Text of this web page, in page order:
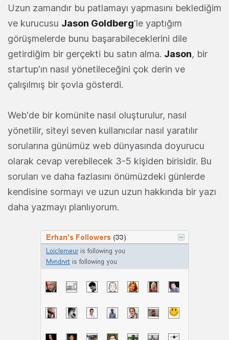
Uzun zamandır bu patlamayı yapmasını beklediğim
ve kurucusu Jason Goldberg'le yaptığım
görüşmelerde bunu başarabileceklerini dile
getirdiğim bir gerçekti bu satın alma. Jason, bir
startup'ın nasıl yönetileceğini çok derin ve
çalışılmış bir şovla gösterdi.
Web'de bir komünite nasıl oluşturulur, nasıl
yönetilir, siteyi seven kullanıcılar nasıl yaratılır
sorularına günümüz web dünyasında doyurucu
olarak cevap verebilecek 3-5 kişiden birisidir. Bu
soruları ve daha fazlasını önümüzdeki günlerde
kendisine sormayı ve uzun uzun hakkında bir yazı
daha yazmayı planlıyorum.